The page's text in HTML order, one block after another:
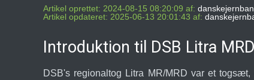
Artikel oprettet: 2024-08-15 08:20:09 af:
Artikel opdateret: 2025-06-13 20:01:43 af:
Introduktion til DSB Litra MRD
DSB's regionaltog Litra MR/MRD var et